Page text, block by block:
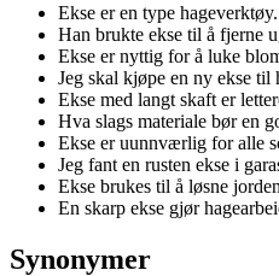
Ekse er en type hageverktøy.
Han brukte ekse til å fjerne
Ekse er nyttig for å luke
Jeg skal kjøpe en ny ekse til
Ekse med langt skaft er
Hva slags materiale bør en
Ekse er uunnværlig for alle
Jeg fant en rusten ekse i
Ekse brukes til å løsne
En skarp ekse gjør
Synonymer